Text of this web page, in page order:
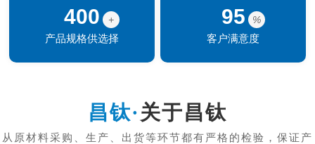
400
+
产品规格供选择
95
%
客户满意度
关于昌钛